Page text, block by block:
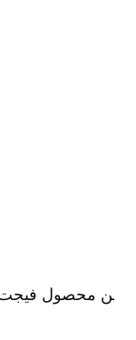
محصول فیجت